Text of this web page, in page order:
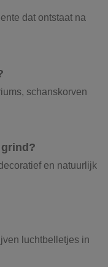
dat ontstaat na
schanskorven
en natuurlijk
luchtbelletjes in